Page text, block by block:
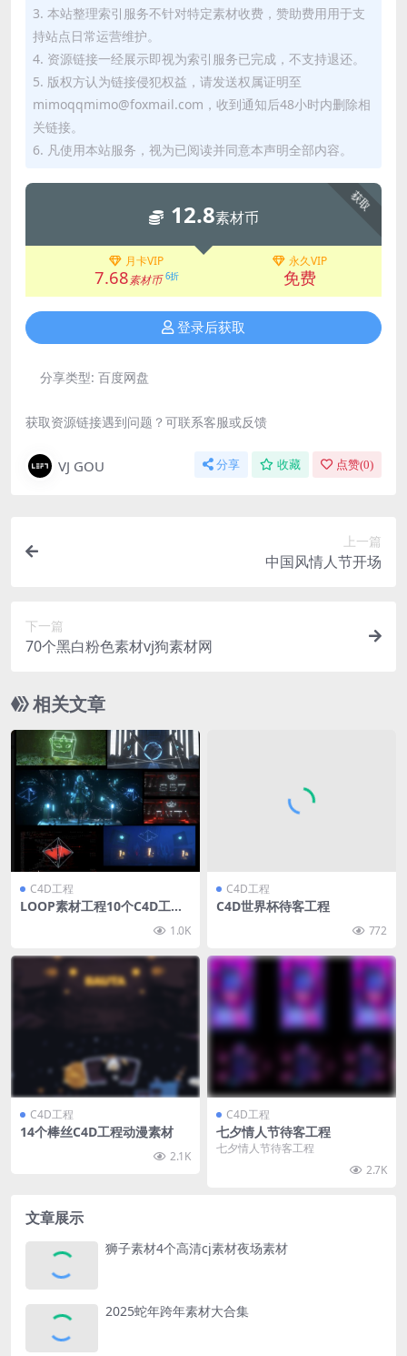
3. 本站整理索引服务不针对特定素材收费，赞助费用用于支
持站点日常运营维护。
4. 资源链接一经展示即视为索引服务已完成，不支持退还。
5. 版权方认为链接侵犯权益，请发送权属证明至
mimoqqmimo@foxmail.com，收到通知后48小时内删除相
关链接。
6. 凡使用本站服务，视为已阅读并同意本声明全部内容。
获取
12.8素材币
月卡VIP
7.68素材币 6折
永久VIP
免费
登录后获取
分享类型: 百度网盘
获取资源链接遇到问题？可联系客服或反馈
VJ GOU 分享 收藏 点赞(0)
上一篇
中国风情人节开场
下一篇
70个黑白粉色素材vj狗素材网
相关文章
C4D工程
LOOP素材工程10个C4D工程
1.0K
C4D工程
C4D世界杯待客工程
772
C4D工程
14个棒丝C4D工程动漫素材
2.1K
C4D工程
七夕情人节待客工程
七夕情人节待客工程
2.7K
文章展示
狮子素材4个高清cj素材夜场素材
2025蛇年跨年素材大合集